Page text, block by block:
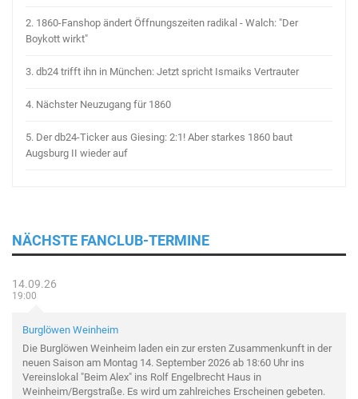
2. 1860-Fanshop ändert Öffnungszeiten radikal - Walch: "Der
Boykott wirkt"
3. db24 trifft ihn in München: Jetzt spricht Ismaiks Vertrauter
4. Nächster Neuzugang für 1860
5. Der db24-Ticker aus Giesing: 2:1! Aber starkes 1860 baut
Augsburg II wieder auf
NÄCHSTE FANCLUB-TERMINE
14.09.26
19:00
Burglöwen Weinheim
Die Burglöwen Weinheim laden ein zur ersten Zusammenkunft in der
neuen Saison am Montag 14. September 2026 ab 18:60 Uhr ins
Vereinslokal "Beim Alex" ins Rolf Engelbrecht Haus in
Weinheim/Bergstraße. Es wird um zahlreiches Erscheinen gebeten.